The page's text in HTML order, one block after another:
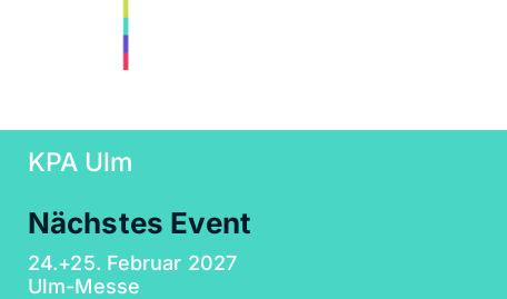
KPA Ulm
Nächstes Event
24.+25. Februar 2027
Ulm-Messe